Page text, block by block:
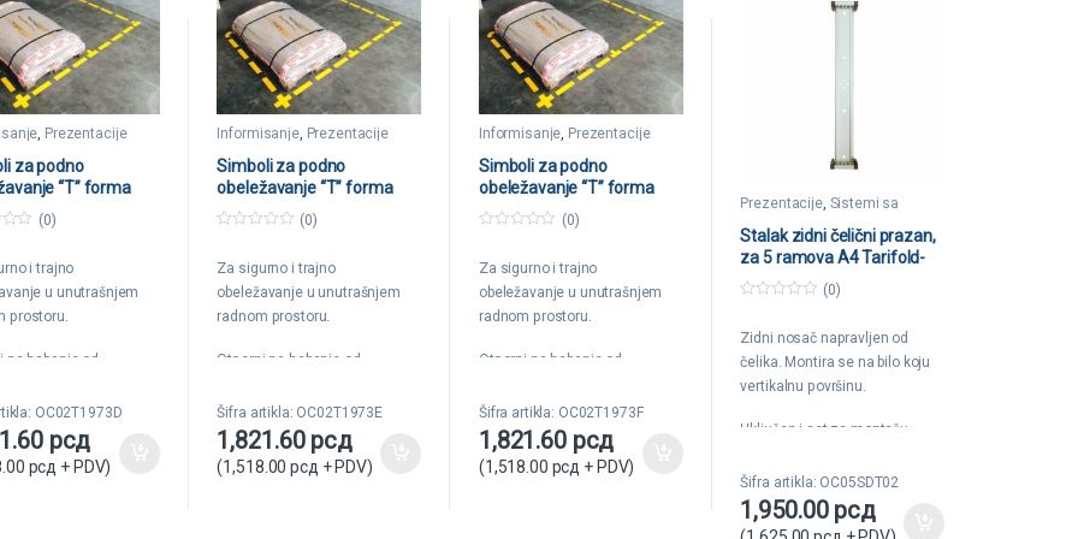
Prezentacije
za podno
“T” forma
Tarifold
(0)
i trajno
u unutrašnjem
prostoru.
na habanje od
350my.
150x50mm.
OC02T1973D
рсд
рсд + PDV)
Informisanje, Prezentacije
Simboli za podno
obeležavanje “T” forma
1/10 plava Tarifold
u
o
f
(0)
Za sigurno i trajno
obeležavanje u unutrašnjem
radnom prostoru.
Otporni na habanje od
transporta.
Debljina 350my.
Dimenzije: 150x50mm.
Šifra artikla: OC02T1973E
1,821.60 рсд
(1,518.00рсд + PDV)
Informisanje Prezentacije
Simboli za podno
obeležavanje “T” forma
1/10 zelena Tarifold
u
o
f
(0)
Za sigurno i trajno
obeležavanje u unutrašnjem
radnom prostoru.
Otporni na habanje od
transporta.
Debljina 350my.
Dimenzije: 150x50mm.
Šifra artikla: OC02T1973F
1,821.60 рсд
(1,518.00 рсд + PDV)
Prezentacije, Sistemi sa
Stalak zidni čelični prazan,
za 5 ramova A4 Tarifold-
Djois, sa zatvaračima
u
t
o
f
(0)
Zidni nosač napravljen od
čelika. Montira se na bilo koju
vertikalnu površinu.
Uključen i set za montažu.
dodavanjem više identičnih
nosača.
Šifra artikla: OC05SDT02
1,950.00 рсд